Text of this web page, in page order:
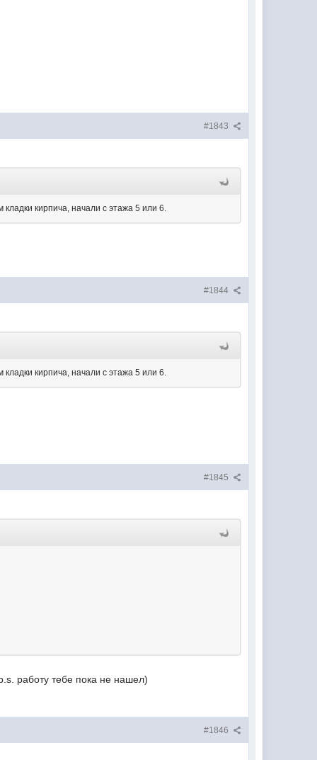
#1843
кирпича, начали с этажа 5 или 6.
#1844
кирпича, начали с этажа 5 или 6.
#1845
работу тебе пока не нашел)
#1846